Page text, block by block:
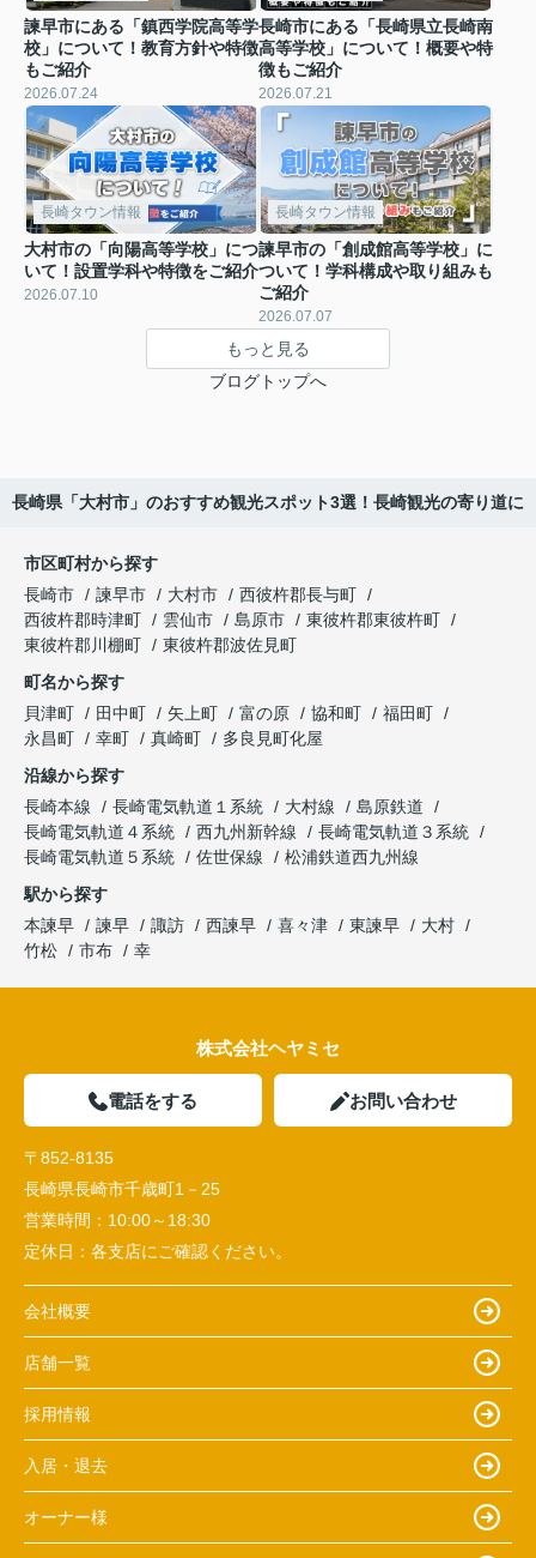
諫早市にある「鎮西学院高等学
校」について！教育方針や特徴
もご紹介
2026.07.24
長崎市にある「長崎県立長崎南
高等学校」について！概要や特
徴もご紹介
2026.07.21
長崎タウン情報
大村市の「向陽高等学校」につ
いて！設置学科や特徴をご紹介
2026.07.10
長崎タウン情報
諫早市の「創成館高等学校」に
ついて！学科構成や取り組みも
ご紹介
2026.07.07
もっと見る
ブログトップへ
長崎県「大村市」のおすすめ観光スポット3選！長崎観光の寄り道に
市区町村から探す
長崎市
諫早市 大村市
西彼杵郡長与町
西彼杵郡時津町
雲仙市 島原市
東彼杵郡東彼杵町
東彼杵郡川棚町
東彼杵郡波佐見町
町名から探す
貝津町
田中町 矢上町 富の原 協和町
福田町
永昌町
幸町 真崎町
多良見町化屋
沿線から探す
長崎本線
長崎電気軌道１系統 大村線
島原鉄道
長崎電気軌道４系統
西九州新幹線
長崎電気軌道３系統
長崎電気軌道５系統
佐世保線
松浦鉄道西九州線
駅から探す
本諫早
諫早 諏訪 西諫早 喜々津 東諫早
大村
竹松
市布 幸
株式会社ヘヤミセ
電話をする お問い合わせ
〒852-8135
長崎県長崎市千歳町1－25
営業時間： 10:00～18:30
定休日： 各支店にご確認ください。
会社概要
店舗一覧
採用情報
入居・退去
オーナー様